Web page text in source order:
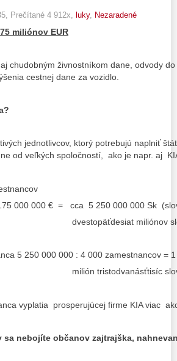
, Prečítané 4 912x, luky, Nezaradené
miliónov EUR
chudobným živnostníkom dane, odvody
cestnej dane za vozidlo.
jednotlivcov, ktorý potrebujú naplniť
od veľkých spoločností, ako je napr. aj
000 000 € = cca 5 250 000 000 Sk
miliónov
5 250 000 000 : 4 000 zamestnancov =
vyplatia prosperujúcej firme KIA viac
sa nebojíte občanov zajtrajška,